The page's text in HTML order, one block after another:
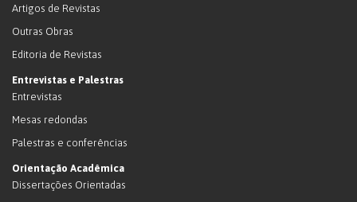
Artigos de Revistas
Outras Obras
Editoria de Revistas
Entrevistas e Palestras
Entrevistas
Mesas redondas
Palestras e conferências
Orientação Acadêmica
Dissertações Orientadas